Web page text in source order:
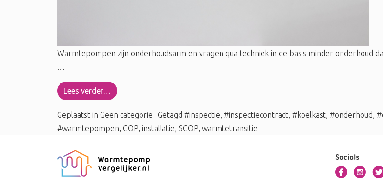
Warmtepompen zijn onderhoudsarm en vragen qua techniek in de basis minder onderhoud
…
Lees verder…
Geplaatst in Geen categorie Getagd #inspectie, #inspectiecontract, #koelkast, #onderhoud,
#warmtepompen, COP, installatie, SCOP, warmtetransitie
Socials